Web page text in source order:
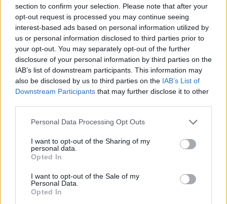
section to confirm your selection. Please note that after your
opt-out request is processed you may continue seeing
interest-based ads based on personal information utilized by
us or personal information disclosed to third parties prior to
your opt-out. You may separately opt-out of the further
disclosure of your personal information by third parties on the
IAB’s list of downstream participants. This information may
also be disclosed by us to third parties on the IAB’s List of
Downstream Participants that may further disclose it to other
Please note that this website/app uses one or more Google
not limited to your visit or usage behaviour. You may click to
grant or deny consent to Google and its third-party tags to
use your data for below specified purposes in below Google
consent section.
Personal Data Processing Opt Outs
I want to opt-out of the Sharing of my
personal data.
Opted In
I want to opt-out of the Sale of my
Personal Data.
Opted In
Meccs Center